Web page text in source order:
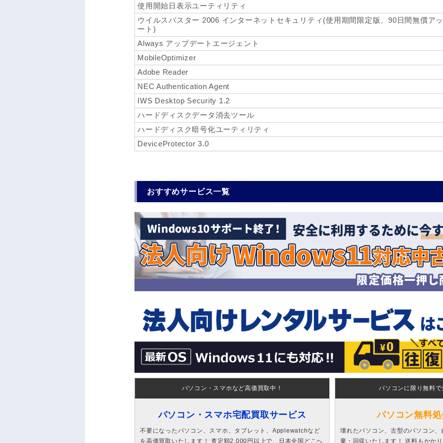
使用開始日表示ユーティリティ
ウイルスバスター 2006 インターネットセキュリティ(使用期間限定版、90日間無償ア
ート)
Always アップデートエージェント
MobileOptimizer
Adobe Reader
NEC Authentication Agent
IWS Desktop Security 1.2
ハードディスクデータ消去ツール
ハードディスク暗号化ユーティリティ
DeviceProtector 3.0
おすすめサービス一覧
パソコン・スマホなど高価買取中！
パソコン・スマホ宅配買取サービス
不要になったパソコン、スマホ、タブレット、Applewatchなど
を高価買取いたします！ 査定額2,000円以上で、日本全国どこへ
パソコンに限り無料
パソコン無料
壊れたパソコン、古型のパソコン
棄・回収いたします！ 送料もかか